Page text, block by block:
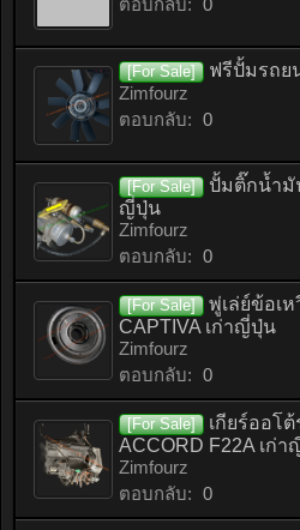
ตอบกลับ: 0
[For Sale]
ฟรีปั้มรถย
Zimfourz
ตอบกลับ: 0
[For Sale]
ปั้มติ๊กน้ำมั
ญี่ปุ่น
Zimfourz
ตอบกลับ: 0
[For Sale]
พู่เล่ย์ข้อเ
CAPTIVA เก่าญี่ปุ่น
Zimfourz
ตอบกลับ: 0
[For Sale]
เกียร์ออโ
ACCORD F22A เก่
Zimfourz
ตอบกลับ: 0